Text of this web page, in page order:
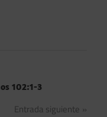
102:1-3
Entrada siguiente